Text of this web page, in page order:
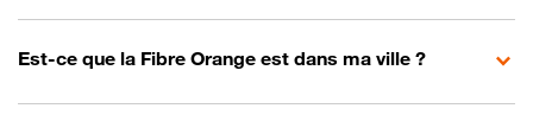
Est-ce que la Fibre Orange est dans ma ville ?